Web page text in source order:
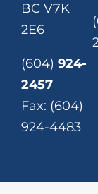
BC V7K
2E6
(604) 924-
2457
Fax: (604)
924-4483